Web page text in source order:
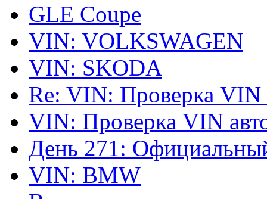
GLE Coupe
VIN: VOLKSWAGEN
VIN: SKODA
Re: VIN: Проверка VIN
VIN: Проверка VIN
День 271:
VIN: BMW